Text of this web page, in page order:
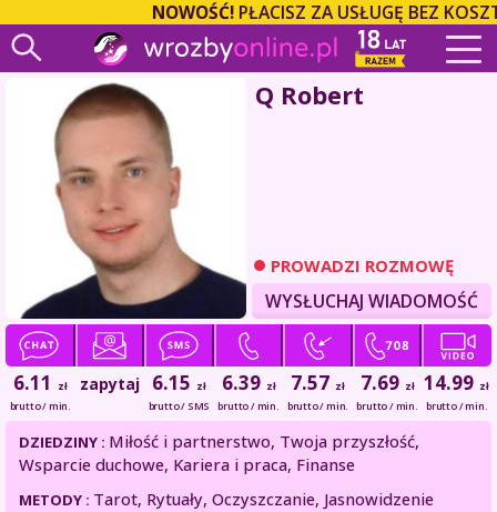
NOWOŚĆ!PŁACISZ ZA USŁUGĘ BEZ
Q Robert
PROWADZI ROZMOWĘ
WYSŁUCHAJ WIADOMOŚĆ
6.11
zł
brutto / min.
zapytaj 6.15 zł
brutto / SMS
6.39 zł
brutto / min.
7.57 zł
brutto / min.
7.69 zł
brutto / min.
14.99 zł
brutto / min.
DZIEDZINY : Miłość i partnerstwo, Twoja przyszłość,
Wsparcie duchowe, Kariera i praca, Finanse
METODY : Tarot, Rytuały, Oczyszczanie, Jasnowidzenie